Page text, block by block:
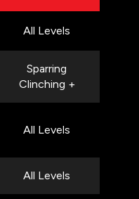
All Levels
Sparring
Clinching +
All Levels
All Levels